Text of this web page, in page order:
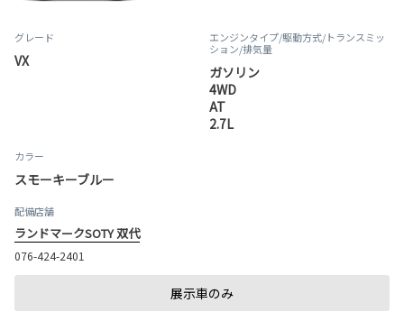
グレード
VX
エンジンタイプ/駆動方式/トランスミッ
ション/排気量
ガソリン
4WD
AT
2.7L
カラー
スモーキーブルー
配備店舗
ランドマークSOTY 双代
076-424-2401
展示車のみ